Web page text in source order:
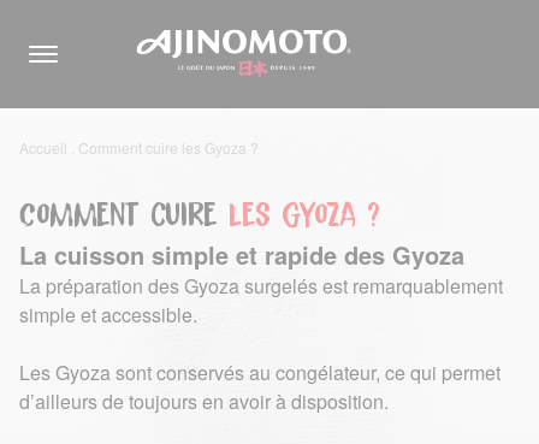
Accueil Comment cuire les Gyoza ?
Comment cuire les Gyoza ?
La cuisson simple et rapide des Gyoza
La préparation des Gyoza surgelés est remarquablement
simple et accessible.
Les Gyoza sont conservés au congélateur, ce qui permet
d’ailleurs de toujours en avoir à disposition.